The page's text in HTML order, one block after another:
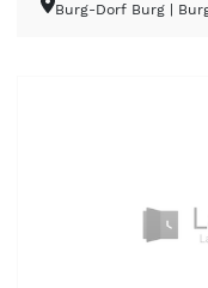
Burg-Dorf Burg |